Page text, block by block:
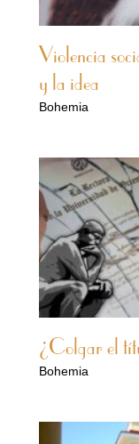
Violencia
y la idea
Bohemia
¿Colgar el
Bohemia